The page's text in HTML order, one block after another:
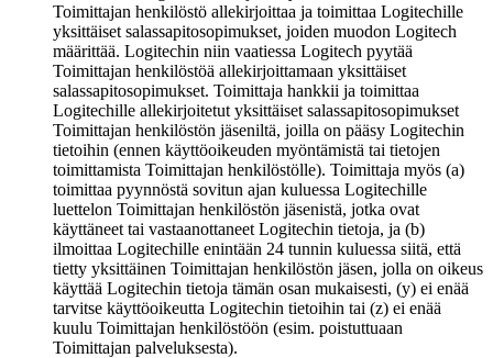
Toimittajan henkilöstö allekirjoittaa ja toimittaa Logitechille
yksittäiset salassapitosopimukset, joiden muodon Logitech
määrittää. Logitechin niin vaatiessa Logitech pyytää
Toimittajan henkilöstöä allekirjoittamaan yksittäiset
salassapitosopimukset. Toimittaja hankkii ja toimittaa
Logitechille allekirjoitetut yksittäiset salassapitosopimukset
Toimittajan henkilöstön jäseniltä, joilla on pääsy Logitechin
tietoihin (ennen käyttöoikeuden myöntämistä tai tietojen
toimittamista Toimittajan henkilöstölle). Toimittaja myös (a)
toimittaa pyynnöstä sovitun ajan kuluessa Logitechille
luettelon Toimittajan henkilöstön jäsenistä, jotka ovat
käyttäneet tai vastaanottaneet Logitechin tietoja, ja (b)
ilmoittaa Logitechille enintään 24 tunnin kuluessa siitä, että
tietty yksittäinen Toimittajan henkilöstön jäsen, jolla on oikeus
käyttää Logitechin tietoja tämän osan mukaisesti, (y) ei enää
tarvitse käyttöoikeutta Logitechin tietoihin tai (z) ei enää
kuulu Toimittajan henkilöstöön (esim. poistuttuaan
Toimittajan palveluksesta).